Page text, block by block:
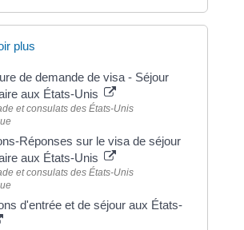
plus
de demande de visa - Séjour
aux États-Unis
et consulats des États-Unis
Réponses sur le visa de séjour
aux États-Unis
et consulats des États-Unis
d'entrée et de séjour aux États-